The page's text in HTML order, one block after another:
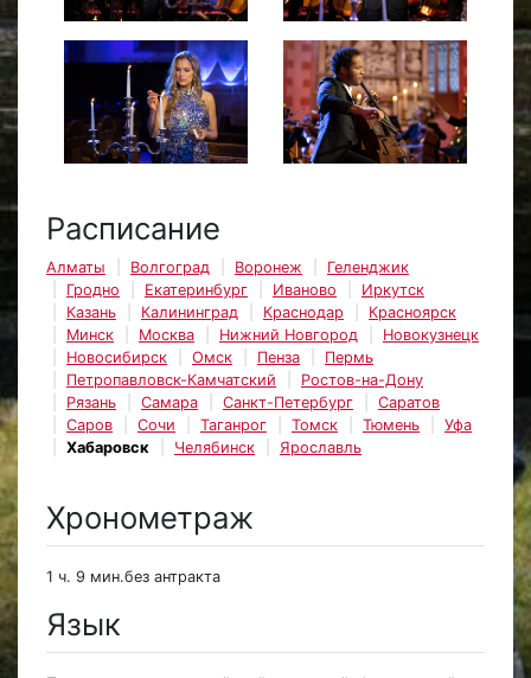
Расписание
Алматы Волгоград Воронеж
Геленджик
Гродно
Екатеринбург Иваново
Иркутск
Казань
Калининград Краснодар
Красноярск
Минск
Москва Нижний Новгород
Новокузнецк
Новосибирск
Омск Пенза
Пермь
Петропавловск-Камчатский
Ростов-на-Дону
Рязань
Самара Санкт-Петербург
Саратов
Саров
Сочи Таганрог Томск Тюмень
Уфа
Хабаровск
Челябинск Ярославль
Хронометраж
1 ч. 9 мин.без антракта
Язык